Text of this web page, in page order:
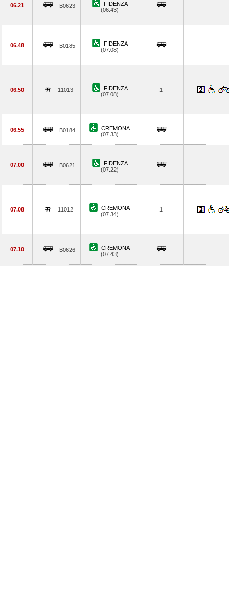
06.21 B0623
FIDENZA
(06.43)
06.48 B0185
FIDENZA
(07.08)
06.50 11013
FIDENZA
(07.08)
1
06.55 B0184
CREMONA
(07.33)
07.00 B0621
FIDENZA
(07.22)
07.08 11012
CREMONA
(07.34)
1
07.10 B0626
CREMONA
(07.43)